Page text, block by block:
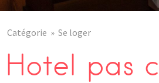
Catégorie Se loger
Hotel pas